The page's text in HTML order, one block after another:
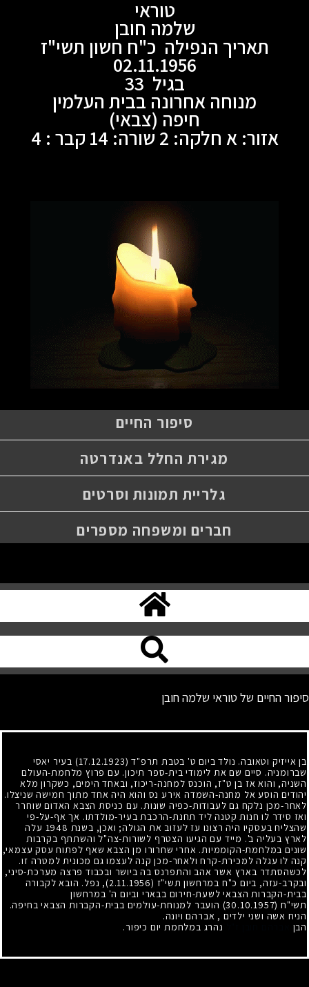
טוראי
שלמה חובן
תאריך הנפילה כ"ח חשון תשי"ז
02.11.1956
בגיל 33
מנוחה אחרונה בבית העלמין
חיפה (צבאי)
אזור: א חלקה: 2 שורה: 14 קבר : 4
סיפור החיים
מגירת החלל באנדרטה
גלריית תמונות וסרטים
חברים ומשפחה מספרים
סיפור החיים של טוראי שלמה חובן
בן אייזיק וטאובה. נולד ביום ט' בטבת תרפ"ד (17.12.1923) בעיר יאסי
שברומניה. סיים שם את לימודי בית-ספר תיכון. עם פרוץ מלחמת-העולם
השניה, והוא אז בן ט"ז, הוכנס למחנה-ריכוז, ובאחד הימים, כשקרון מלא
יהודים הוסע אל מחנה-השמדה אירע נס והוא היה אחד מתוך חמישה שניצלו.
לאחר-מכן נלקח גם לעבודות-כפיה שונות. עם כניסת הצבא האדום שוחרר
ואז סידר לו חנות קטנה ליד תחנת-הרכבת בעיר-מולדתו. אך אף-על-פי
שהצליח בעסקיו היה רצונו עז לעזוב את הגולה; ואכן, בשנת 1948 עלה
לארץ בעליה ב'. מייד עם הגיעו הצטרף לשורות-צה"ל והשתתף בקרבות
שונים במלחמת-הקוממיות. אחרי שחרורו מן הצבא שאף לפתוח עסק עצמאי,
קנה לו עגלה למכירת-קרח ולאחר-מכן קנה לעצמו גם מכונית למטרה זו.
לכשהסתדר בארץ אשר אהב והתפרנס בה ביושר ובכבוד פרצה מערכת-סיני,
ובקרב-עזה, ביום כ"ח במרחשון תשי"ז (2.11.1956), נפל. הובא לקבורה
בבית-הקברות הצבאי לשעת-חירום בבארי וביום ה' במרחשון
תשי"ח (30.10.1957) הועבר למנוחת-עולמים בבית-הקברות הצבאי בחיפה.
הניח אשה ושני ילדים , אברהם ויונה.
הבן
נהרג במלחמת יום כיפור.